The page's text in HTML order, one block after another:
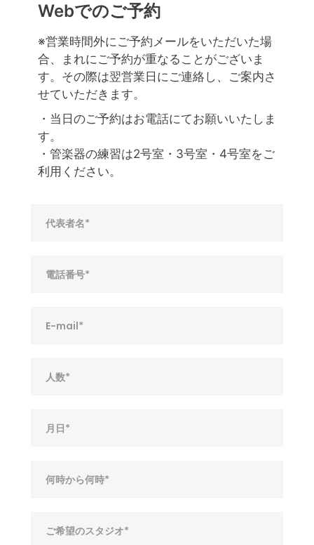
Webでのご予約
※営業時間外にご予約メールをいただいた場
合、まれにご予約が重なることがございま
す。その際は翌営業日にご連絡し、ご案内さ
せていただきます。
・当日のご予約はお電話にてお願いいたしま
す。
・管楽器の練習は2号室・3号室・4号室をご
利用ください。